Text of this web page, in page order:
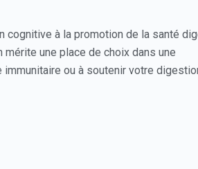
cognitive à la promotion de la santé
une place de choix dans une
ou à soutenir votre